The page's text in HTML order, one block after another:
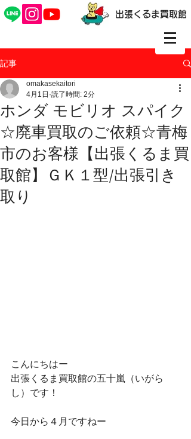
出張くるま買取館
記事
ホンダ モビリオ スパイク
☆廃車買取のご依頼☆青梅
市のお客様【出張くるま買
取館】ＧＫ１型/出張引き
取り
omakasekaitori
4月1日 読了時間: 2分
こんにちはー
出張くるま買取館の五十嵐（いがら
し）です！
今日から４月ですねー